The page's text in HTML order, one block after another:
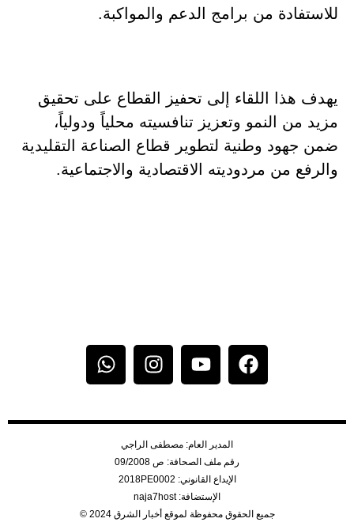
للاستفادة من برامج الدعم والمواكبة.
يهدف هذا اللقاء إلى تحفيز القطاع على تحقيق
مزيد من النمو وتعزيز تنافسيته محلياً ودولياً،
ضمن جهود وطنية لتطوير قطاع الصناعة التقليدية
والرفع من مردوديته الاقتصادية والاجتماعية.
المدير العام: مصطفى الراجي
رقم ملف الصحافة: ص 09/2008
الإيداع القانوني: 2018PE0002
الإستضافة: naja7host
جميع الحقوق محفوظة لموقع أخبار الشرق 2024 ©